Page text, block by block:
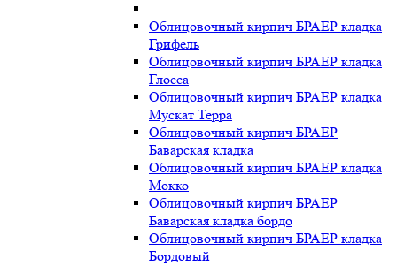
Облицовочный кирпич БРАЕР кладка
Грифель
Облицовочный кирпич БРАЕР кладка
Глосса
Облицовочный кирпич БРАЕР кладка
Мускат Терра
Облицовочный кирпич БРАЕР
Баварская кладка
Облицовочный кирпич БРАЕР кладка
Мокко
Облицовочный кирпич БРАЕР
Баварская кладка бордо
Облицовочный кирпич БРАЕР кладка
Бордовый